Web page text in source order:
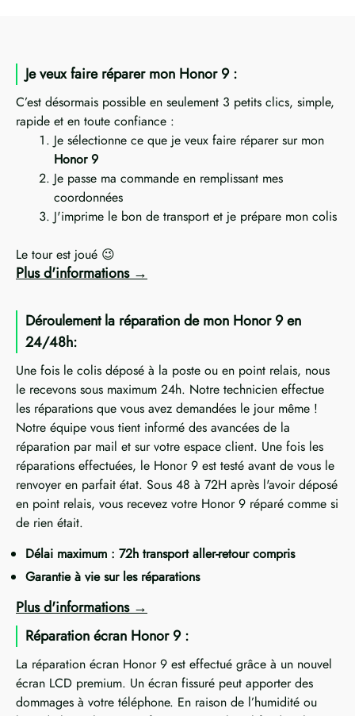
Je veux faire réparer mon Honor 9 :
C’est désormais possible en seulement 3 petits clics, simple,
rapide et en toute confiance :
Je sélectionne ce que je veux faire réparer sur mon
Honor 9
Je passe ma commande en remplissant mes
coordonnées
J'imprime le bon de transport et je prépare mon colis
Le tour est joué 😉
Plus d'informations
Déroulement la réparation de mon Honor 9 en
24/48h:
Une fois le colis déposé à la poste ou en point relais, nous
le recevons sous maximum 24h. Notre technicien effectue
les réparations que vous avez demandées le jour même !
Notre équipe vous tient informé des avancées de la
réparation par mail et sur votre espace client. Une fois les
réparations effectuées, le Honor 9 est testé avant de vous le
renvoyer en parfait état. Sous 48 à 72H après l'avoir déposé
en point relais, vous recevez votre Honor 9 réparé comme si
de rien était.
Délai maximum : 72h transport aller-retour compris
Garantie à vie sur les réparations
Plus d'informations
Réparation écran Honor 9 :
La réparation écran Honor 9 est effectué grâce à un nouvel
écran LCD premium. Un écran fissuré peut apporter des
dommages à votre téléphone. En raison de l’humidité ou